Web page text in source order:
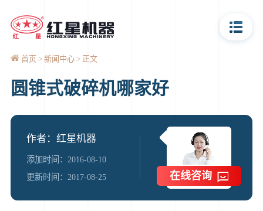
首页 新闻中心 正文
圆锥式破碎机哪家好
作者：红星机器
添加时间：2016-08-10
更新时间：2017-08-25
在线咨询